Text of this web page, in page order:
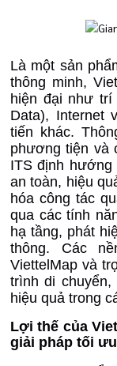
Là một sản
thông minh,
hiện đại như
Data), Internet
tiến khác.
phương tiện và
ITS định hướng
an toàn, hiệu
hóa công tác
qua các tính
hạ tầng, phát
thông. Các
ViettelMap và
trình di
hiệu quả trong
Lợi thế của
giải pháp tối ưu